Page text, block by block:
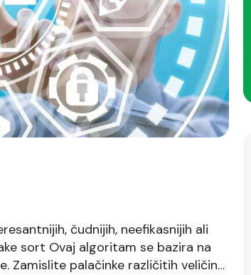
čudnijih, neefikasnijih ali
sort Ovaj algoritam se bazira na
Zamislite palačinke različitih veličina